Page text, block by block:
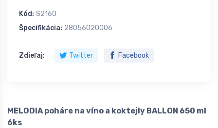
Kód: S2160
Špecifikácia: 28056020006
Zdieľaj: Twitter Facebook
MELODIA poháre na víno a koktejly BALLON 650 ml
6ks